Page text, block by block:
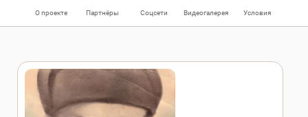
О проекте Партнёры Соцсети Видеогалерея Условия